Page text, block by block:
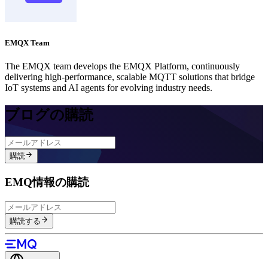
EMQX Team
The EMQX team develops the EMQX Platform, continuously
delivering high-performance, scalable MQTT solutions that bridge
IoT systems and AI agents for evolving industry needs.
ブログの購読
購読
EMQ情報の購読
購読する